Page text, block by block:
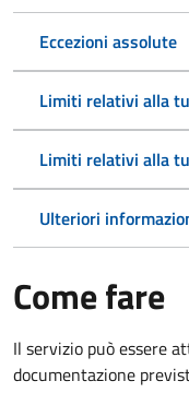
Eccezioni assolute
Limiti relativi alla
Limiti relativi alla
Ulteriori
Come fare
Il servizio può essere
documentazione